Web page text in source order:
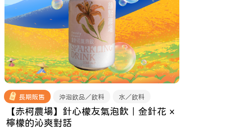
長期販售 沖泡飲品／飲料 水／飲料
【赤柯農場】針心檬友氣泡飲｜金針花 ×
檸檬的沁爽對話